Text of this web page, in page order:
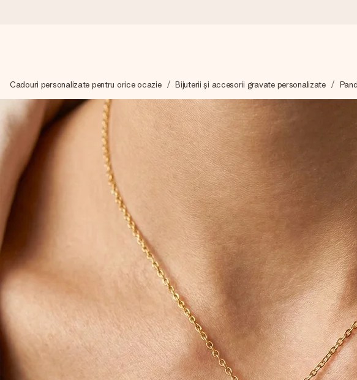
Îți alcătuim cadoul cu grijă și îl trimitem îndată spre tine - pentru ca tu să îl poți
4,8 (bazat pe +15.000 de recenzii)
Cadourile noastre inspiră. Clienții ne oferă nota 4,8 pe Google Reviews.
Creează ceva unic în doar câțiva pași - cu numele ei, fotografia ta sau un mesaj
Cadouri personalizate pentru orice ocazie Bijuterii și accesorii gravate personalizate